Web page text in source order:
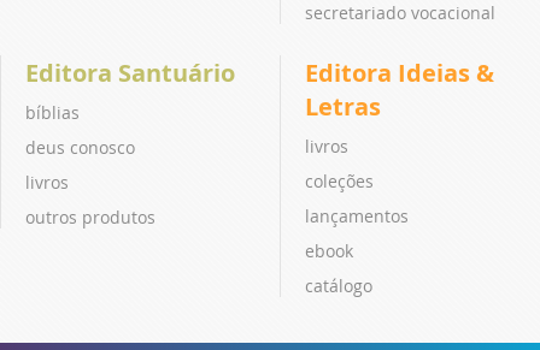
secretariado vocacional
Editora Santuário
bíblias
deus conosco
livros
outros produtos
Editora Ideias &
Letras
livros
coleções
lançamentos
ebook
catálogo